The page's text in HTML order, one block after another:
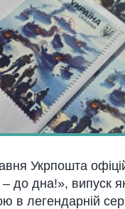
Укрпошта
до дна!», випуск
в легендарній